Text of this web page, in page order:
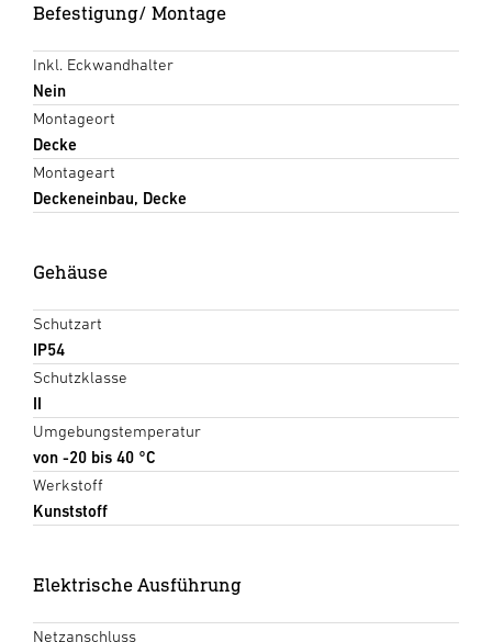
Befestigung/ Montage
Inkl. Eckwandhalter
Nein
Montageort
Decke
Montageart
Deckeneinbau, Decke
Gehäuse
Schutzart
IP54
Schutzklasse
II
Umgebungstemperatur
von -20 bis 40 °C
Werkstoff
Kunststoff
Elektrische Ausführung
Netzanschluss